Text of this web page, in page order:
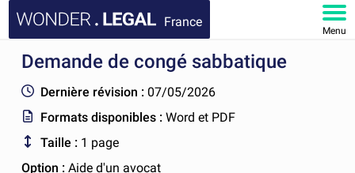
France
Menu
ACCUEIL
DOCUMENTS
FAQ
Demande de congé sabbatique
Dernière révision : 07/05/2026
Formats disponibles :Word et PDF
Taille : 1 page
Option :Aide d'un avocat